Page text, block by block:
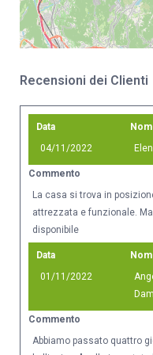
Recensioni dei Clienti
Data
04/11/2022
Commento
La casa si trova in
attrezzata e funzionale.
disponibile
Data
01/11/2022
Commento
Abbiamo passato quattro